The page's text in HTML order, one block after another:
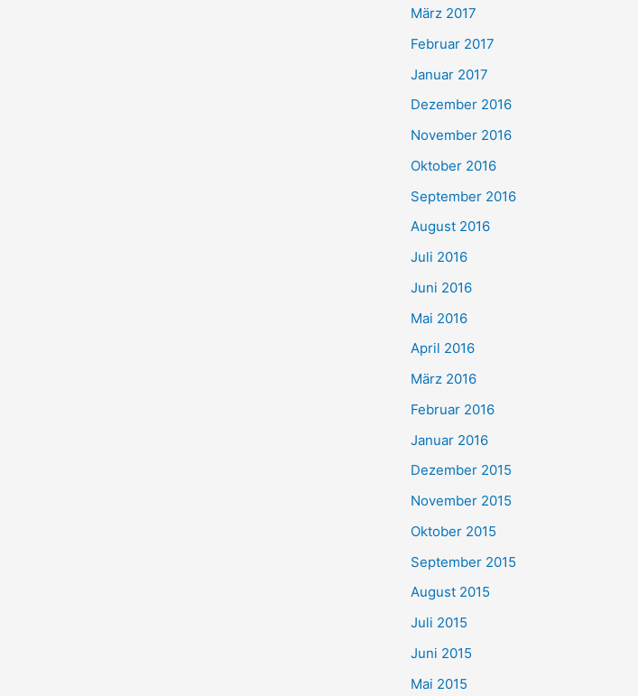
März 2017
Februar 2017
Januar 2017
Dezember 2016
November 2016
Oktober 2016
September 2016
August 2016
Juli 2016
Juni 2016
Mai 2016
April 2016
März 2016
Februar 2016
Januar 2016
Dezember 2015
November 2015
Oktober 2015
September 2015
August 2015
Juli 2015
Juni 2015
Mai 2015